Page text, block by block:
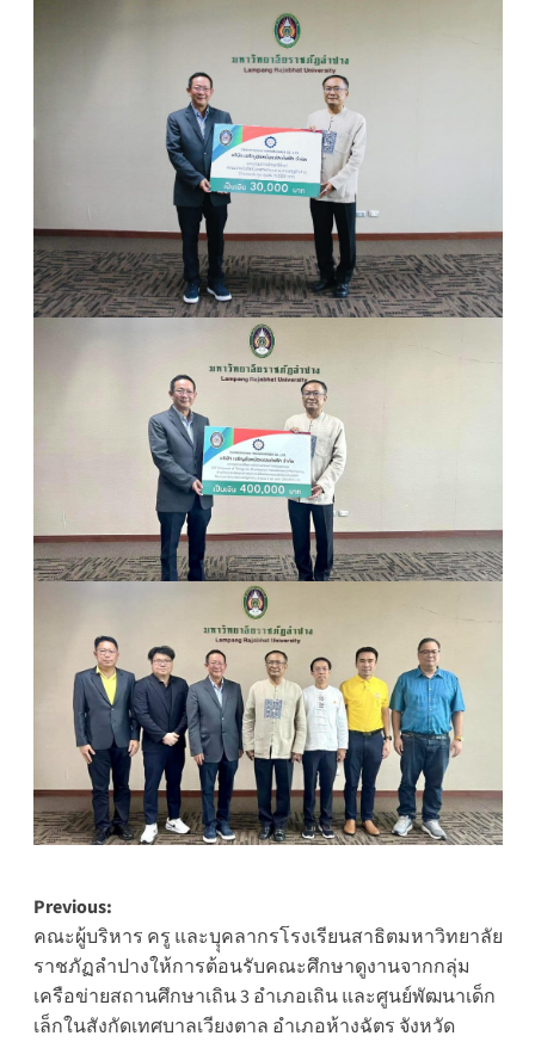
Post
navigation
Previous:
คณะผู้บริหาร ครู และบุุคลากรโรงเรียนสาธิตมหาวิทยาลัย
ราชภัฏลำปางให้การต้อนรับคณะศึกษาดูงานจากกลุ่ม
เครือข่ายสถานศึกษาเถิน 3 อำเภอเถิน และศูนย์พัฒนาเด็ก
เล็กในสังกัดเทศบาลเวียงตาล อำเภอห้างฉัตร จังหวัด